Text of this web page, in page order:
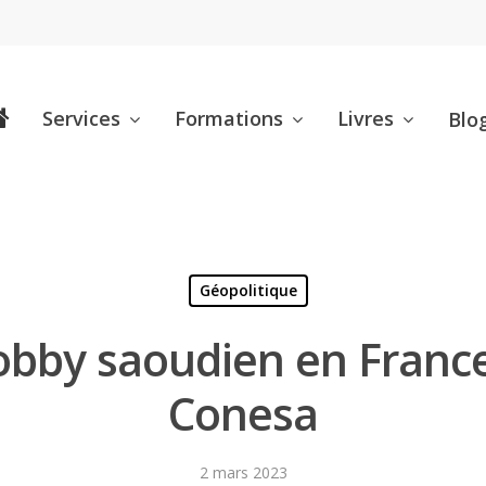
Services Formations Livres
Géopolitique
saoudien en
Conesa
2 mars 2023